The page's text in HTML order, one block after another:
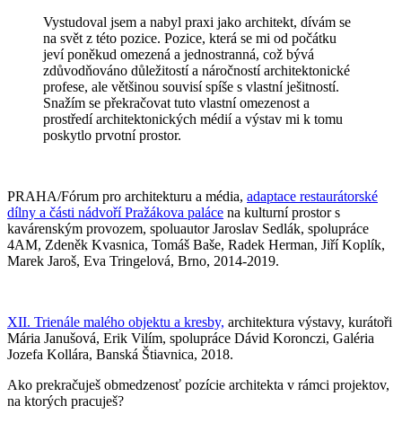
Vystudoval jsem a nabyl praxi jako architekt, dívám se
na svět z této pozice. Pozice, která se mi od počátku
jeví poněkud omezená a jednostranná, což bývá
zdůvodňováno důležitostí a náročností architektonické
profese, ale většinou souvisí spíše s vlastní ješitností.
Snažím se překračovat tuto vlastní omezenost a
prostředí architektonických médií a výstav mi k tomu
poskytlo prvotní prostor.
PRAHA/Fórum pro architekturu a média, adaptace restaurátorské
dílny a části nádvoří Pražákova paláce na kulturní prostor s
kavárenským provozem, spoluautor Jaroslav Sedlák, spolupráce
4AM, Zdeněk Kvasnica, Tomáš Baše, Radek Herman, Jiří Koplík,
Marek Jaroš, Eva Tringelová, Brno, 2014-2019.
XII. Trienále malého objektu a kresby, architektura výstavy, kurátoři
Mária Janušová, Erik Vilím, spolupráce Dávid Koronczi, Galéria
Jozefa Kollára, Banská Štiavnica, 2018.
Ako prekračuješ obmedzenosť pozície architekta v rámci projektov,
na ktorých pracuješ?